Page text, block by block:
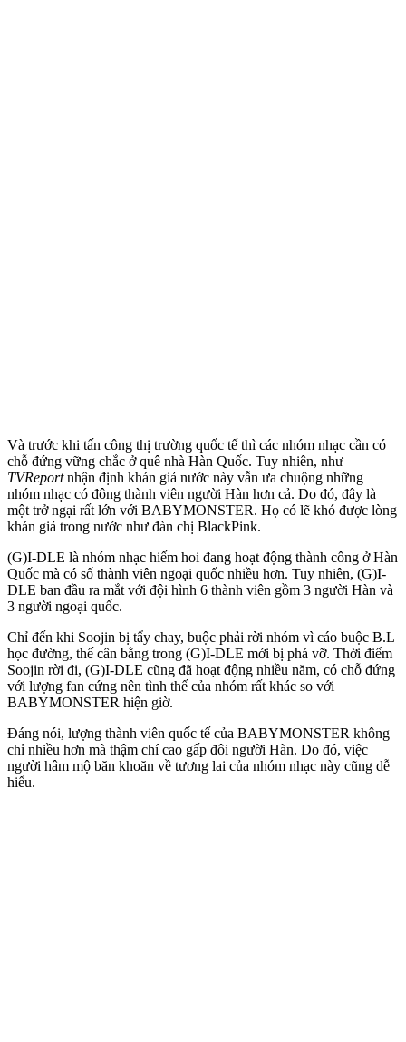
Và trước khi tấn công thị trường quốc tế thì các nhóm nhạc cần có
chỗ đứng vững chắc ở quê nhà Hàn Quốc. Tuy nhiên, như
TVReportnhận định khán giả nước này vẫn ưa chuộng những
nhóm nhạc có đông thành viên người Hàn hơn cả. Do đó, đây là
một trở ngại rất lớn với BABYMONSTER. Họ có lẽ khó được lòng
khán giả trong nước như đàn chị BlackPink.
(G)I-DLE là nhóm nhạc hiếm hoi đang hoạt động thành công ở Hàn
Quốc mà có số thành viên ngoại quốc nhiều hơn. Tuy nhiên, (G)I-
DLE ban đầu ra mắt với đội hình 6 thành viên gồm 3 người Hàn và
3 người ngoại quốc.
Chỉ đến khi Soojin bị tẩy chay, buộc phải rời nhóm vì cáo buộc B.L
học đường, thế cân bằng trong (G)I-DLE mới bị phá vỡ. Thời điểm
Soojin rời đi, (G)I-DLE cũng đã hoạt động nhiều năm, có chỗ đứng
với lượng fan cứng nên tình thế của nhóm rất khác so với
BABYMONSTER hiện giờ.
Đáng nói, lượng thành viên quốc tế của BABYMONSTER không
chỉ nhiều hơn mà thậm chí cao gấp đôi người Hàn. Do đó, việc
người hâm mộ băn khoăn về tương lai của nhóm nhạc này cũng dễ
hiểu.